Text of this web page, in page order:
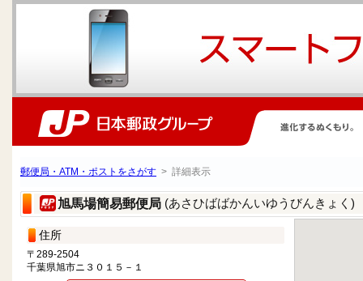
郵便局・ATM・ポストをさがす > 詳細表示
旭馬場簡易郵便局 (あさひばばかんいゆうびんきょく)
住所
〒289-2504
千葉県旭市ニ３０１５－１